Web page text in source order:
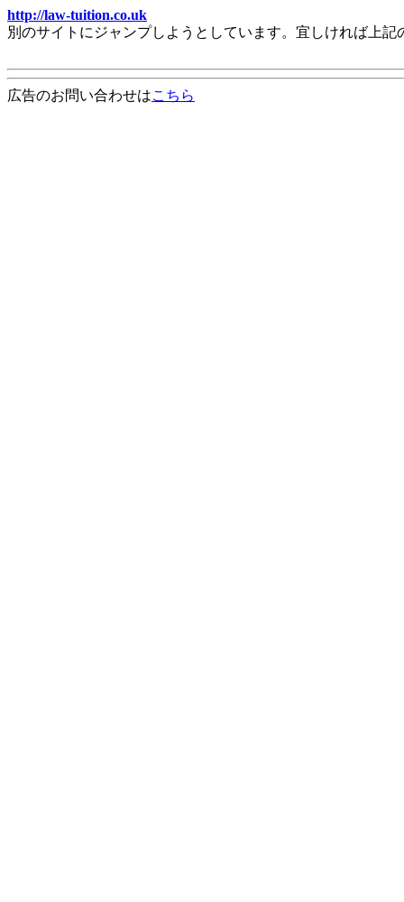
http://law-tuition.co.uk
別のサイトにジャンプしようとしています。宜しければ上
広告のお問い合わせはこちら